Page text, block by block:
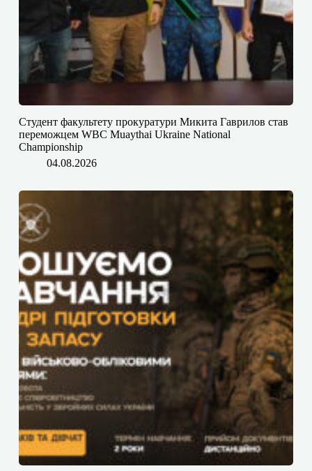
Студент факультету прокуратури Микита Гаврилов став
переможцем WBC Muaythai Ukraine National
Championship
04.08.2026